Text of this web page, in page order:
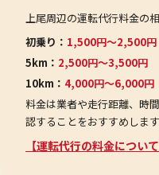
上尾周辺の運転代行料金の
初乗り： 1,500円〜2,500円
5km： 2,500円〜3,500円
10km： 4,000円〜6,000円
料金は業者や走行距離、時
認することをおすすめします
【運転代行の料金につい